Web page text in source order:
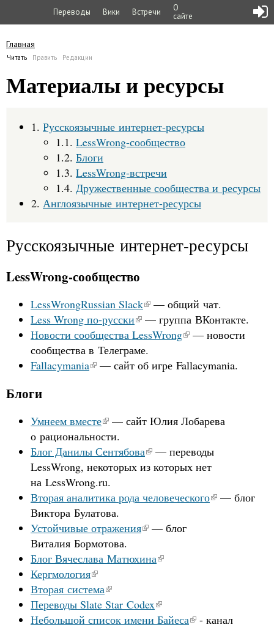
Переводы Вики Встречи
О
сайте
Вы здесь
Главная
Читать (активная вкладка)
Править Редакции
Материалы и ресурсы
1. Русскоязычные интернет-ресурсы
1.1. LessWrong-сообщество
1.2. Блоги
1.3. LessWrong-встречи
1.4. Дружественные сообщества и ресурсы
2. Англоязычные интернет-ресурсы
Русскоязычные интернет-ресурсы
LessWrong-сообщество
LessWrongRussian Slack
— общий чат.
Less Wrong по-русски
— группа ВКонтакте.
Новости сообщества LessWrong
— новости
сообщества в Телеграме.
Fallacymania
— сайт об игре Fallacymania.
Блоги
Умнеем вместе
— сайт Юлия Лобарева
о рациональности.
Блог Данилы Сентябова
— переводы
LessWrong, некоторых из которых нет
на LessWrong.ru.
Вторая аналитика рода человеческого
— блог
Виктора Булатова.
Устойчивые отражения
— блог
Виталия Бормотова.
Блог Вячеслава Матюхина
Кергмология
Вторая система
Переводы Slate Star Codex
Небольшой список имени Байеса
- канал